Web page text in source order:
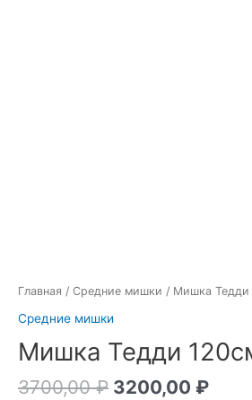
Главная / Средние мишки / Мишка Тедди
Средние мишки
Мишка Тедди
3700,00₽ 3200,00 ₽